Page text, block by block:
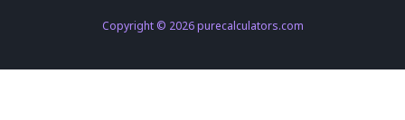
Copyright © 2026 purecalculators.com